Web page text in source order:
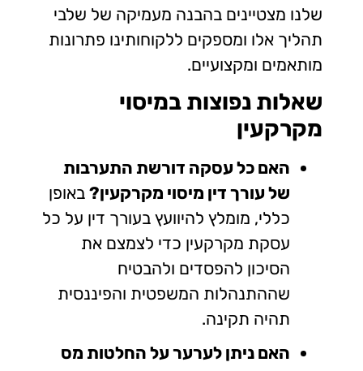
שלנו מצטיינים בהבנה מעמיקה של שלבי
תהליך אלו ומספקים ללקוחותינו פתרונות
מותאמים ומקצועיים.
שאלות נפוצות במיסוי
מקרקעין
האם כל עסקה דורשת התערבות
של עורך דין מיסוי מקרקעין? באופן
כללי, מומלץ להיוועץ בעורך דין על כל
עסקת מקרקעין כדי לצמצם את
הסיכון להפסדים ולהבטיח
שההתנהלות המשפטית והפיננסית
תהיה תקינה.
האם ניתן לערער על החלטות מס